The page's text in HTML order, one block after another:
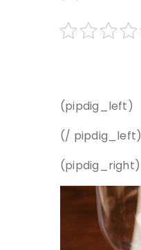
(pipdig_left)
(/ pipdig_left)
(pipdig_right)